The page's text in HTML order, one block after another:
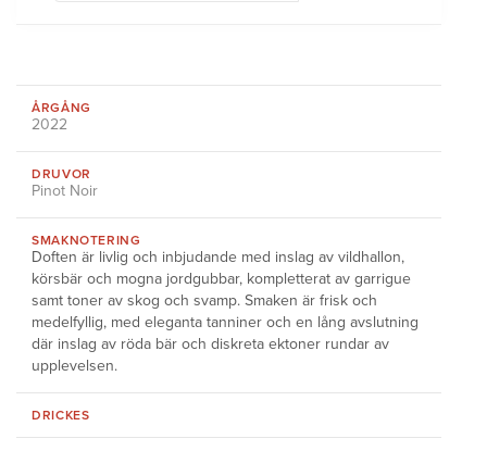
ÅRGÅNG
2022
DRUVOR
Pinot Noir
SMAKNOTERING
Doften är livlig och inbjudande med inslag av vildhallon,
körsbär och mogna jordgubbar, kompletterat av garrigue
samt toner av skog och svamp. Smaken är frisk och
medelfyllig, med eleganta tanniner och en lång avslutning
där inslag av röda bär och diskreta ektoner rundar av
upplevelsen.
DRICKES